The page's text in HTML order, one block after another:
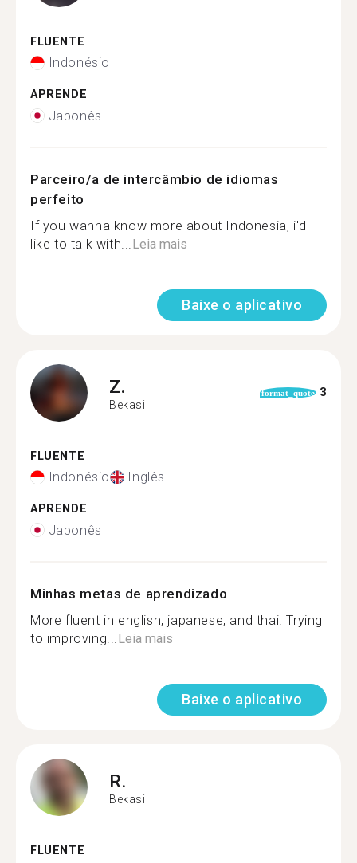
FLUENTE
Indonésio
APRENDE
Japonês
Parceiro/a de intercâmbio de idiomas
perfeito
If you wanna know more about Indonesia, i'd
like to talk with... Leia mais
Baixe o aplicativo
Z.
Bekasi
format_quote 3
FLUENTE
Indonésio Inglês
APRENDE
Japonês
Minhas metas de aprendizado
More fluent in english, japanese, and thai. Trying
to improving... Leia mais
Baixe o aplicativo
R.
Bekasi
FLUENTE